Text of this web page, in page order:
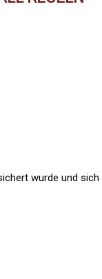
wurde und sich